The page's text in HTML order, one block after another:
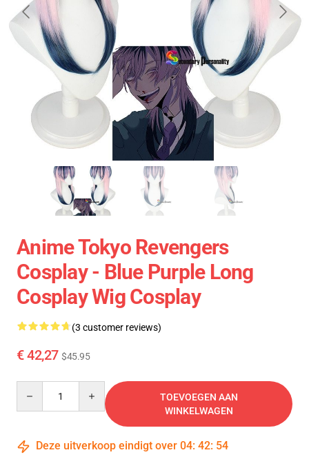
Anime Tokyo Revengers
Cosplay - Blue Purple Long
Cosplay Wig Cosplay
(3 customer reviews)
€ 42,27 $45.95
TOEVOEGEN AAN
WINKELWAGEN
Deze uitverkoop eindigt over 04: 42: 53